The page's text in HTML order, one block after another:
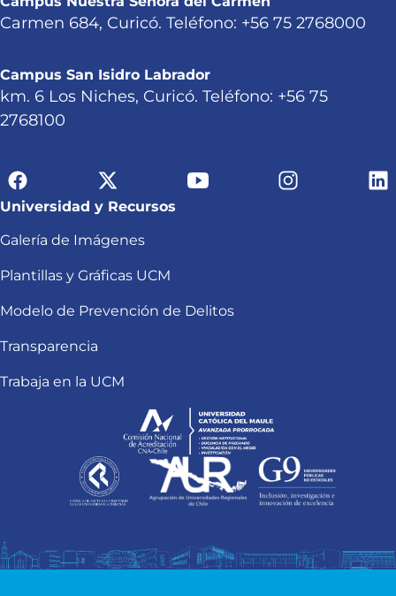
Carmen 684, Curicó. Teléfono: +56 75 2768000
Campus San Isidro Labrador
km. 6 Los Niches, Curicó. Teléfono: +56 75
2768100
Universidad y Recursos
Galería de Imágenes
Plantillas y Gráficas UCM
Modelo de Prevención de Delitos
Transparencia
Trabaja en la UCM